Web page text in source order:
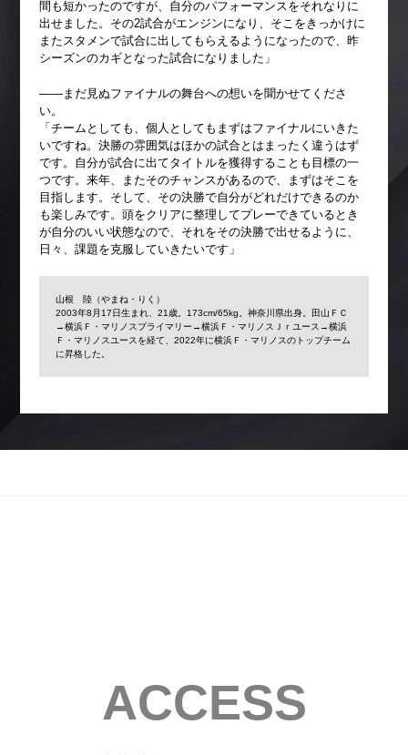
間も短かったのですが、自分のパフォーマンスをそれなりに
出せました。その2試合がエンジンになり、そこをきっかけに
またスタメンで試合に出してもらえるようになったので、昨
シーズンのカギとなった試合になりました」
――まだ見ぬファイナルの舞台への想いを聞かせてくださ
い。
「チームとしても、個人としてもまずはファイナルにいきた
いですね。決勝の雰囲気はほかの試合とはまったく違うはず
です。自分が試合に出てタイトルを獲得することも目標の一
つです。来年、またそのチャンスがあるので、まずはそこを
目指します。そして、その決勝で自分がどれだけできるのか
も楽しみです。頭をクリアに整理してプレーできているとき
が自分のいい状態なので、それをその決勝で出せるように、
日々、課題を克服していきたいです」
山根 陸（やまね・りく）
2003年8月17日生まれ、21歳。173cm/65kg。神奈川県出身。田山ＦＣ
→横浜Ｆ・マリノスプライマリー→横浜Ｆ・マリノスＪｒユース→横浜
Ｆ・マリノスユースを経て、2022年に横浜Ｆ・マリノスのトップチーム
に昇格した。
ACCESS